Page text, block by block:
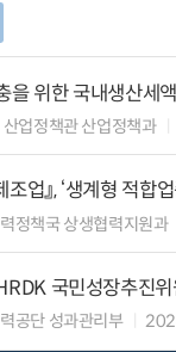
을 위한 국내생산세
업정책관 산업정책과
업』, ‘생계형 적합
정책국 상생협력지원과
국민성장추진위
공단 성과관리부